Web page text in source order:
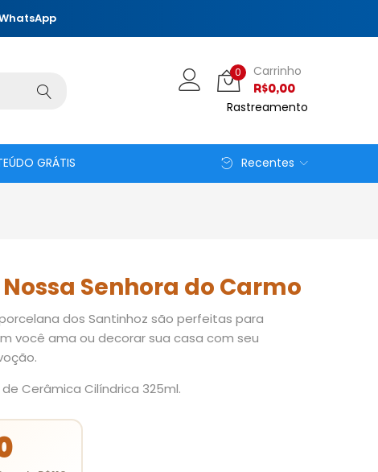
0 Carrinho
R$0,00
Rastreamento
GRÁTIS Recentes
Senhora do Carmo
dos Santinhoz são perfeitas para
você ama ou decorar sua casa com seu
Cerâmica Cilíndrica 325ml.